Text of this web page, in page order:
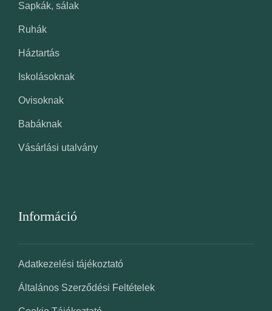
Sapkák, sálak
Ruhák
Háztartás
Iskolásoknak
Ovisoknak
Babáknak
Vásárlási utalvány
Információ
Adatkezelési tájékoztató
Általános Szerződési Feltételek